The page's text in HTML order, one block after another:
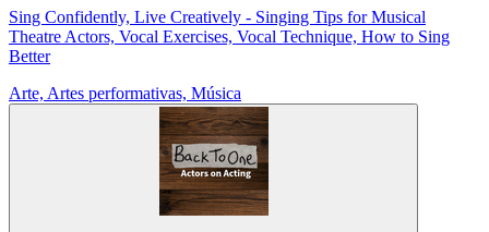
Sing Confidently, Live Creatively - Singing Tips for Musical
Theatre Actors, Vocal Exercises, Vocal Technique, How to Sing
Better
Arte, Artes performativas, Música